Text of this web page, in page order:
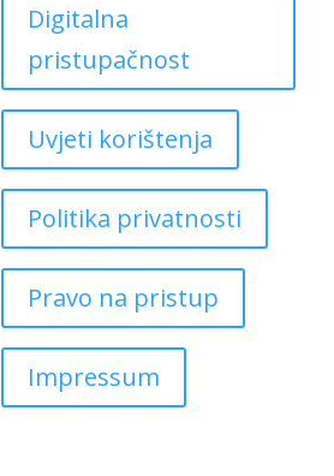
Digitalna
pristupačnost
Uvjeti korištenja
Politika privatnosti
Pravo na pristup
Impressum